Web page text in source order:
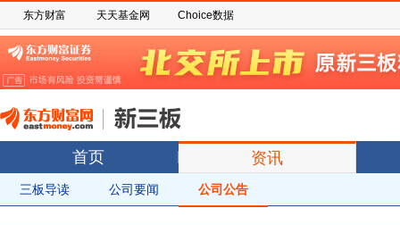
东方财富 天天基金网 Choice数据
首页 资讯
三板导读 公司要闻 公司公告